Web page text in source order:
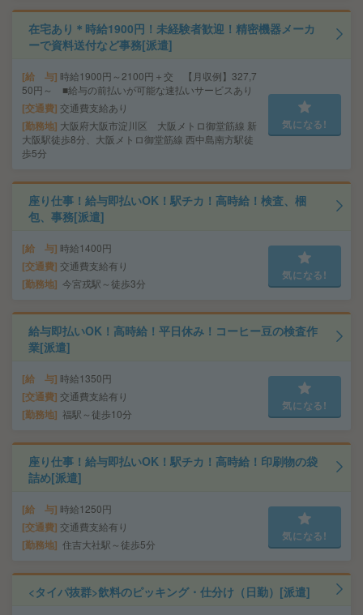
在宅あり＊時給1900円！未経験者歓迎！精密機器メーカ
ーで資料送付など事務[派遣]
給 与 時給1900円～2100円＋交 【月収例】327,7
50円～ ■給与の前払いが可能な速払いサービスあり
交通費 交通費支給あり
勤務地 大阪府大阪市淀川区 大阪メトロ御堂筋線 新
大阪駅徒歩8分、大阪メトロ御堂筋線 西中島南方駅徒
歩5分
気になる!
座り仕事！給与即払いOK！駅チカ！高時給！検査、梱
包、事務[派遣]
給 与 時給1400円
交通費 交通費支給有り
勤務地 今宮戎駅～徒歩3分
気になる!
給与即払いOK！高時給！平日休み！コーヒー豆の検査作
業[派遣]
給 与 時給1350円
交通費 交通費支給有り
勤務地 福駅～徒歩10分
気になる!
座り仕事！給与即払いOK！駅チカ！高時給！印刷物の袋
詰め[派遣]
給 与 時給1250円
交通費 交通費支給有り
勤務地 住吉大社駅～徒歩5分
気になる!
<タイパ抜群>飲料のピッキング・仕分け（日勤）[派遣]